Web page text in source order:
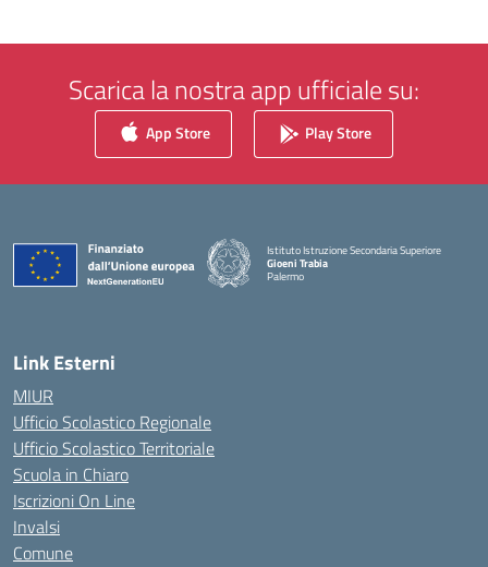
Scarica la nostra app ufficiale su:
App Store Play Store
Istituto Istruzione Secondaria Superiore
Gioeni Trabia
Palermo
Link Esterni
MIUR
Ufficio Scolastico Regionale
Ufficio Scolastico Territoriale
Scuola in Chiaro
Iscrizioni On Line
Invalsi
Comune